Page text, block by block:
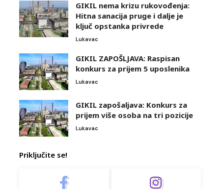
GIKIL nema krizu rukovođenja:
Hitna sanacija pruge i dalje je
ključ opstanka privrede
Lukavac
GIKIL ZAPOŠLJAVA: Raspisan
konkurs za prijem 5 uposlenika
Lukavac
GIKIL zapošaljava: Konkurs za
prijem više osoba na tri pozicije
Lukavac
Priključite se!